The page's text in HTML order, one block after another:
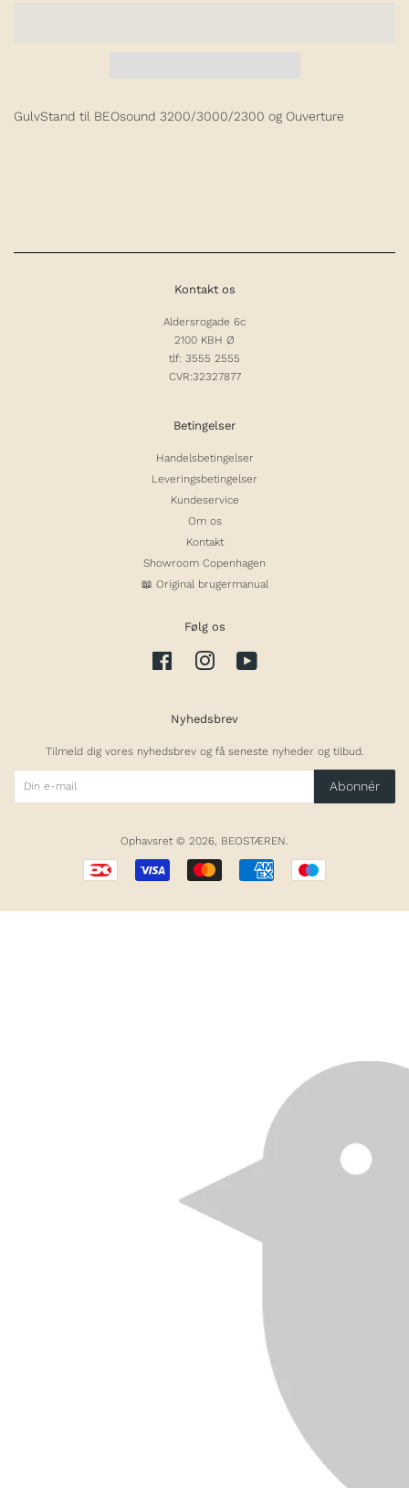
GulvStand til BEOsound 3200/3000/2300 og Ouverture
Kontakt os
Aldersrogade 6c
2100 KBH Ø
tlf: 3555 2555
CVR:32327877
Betingelser
Handelsbetingelser
Leveringsbetingelser
Kundeservice
Om os
Kontakt
Showroom Copenhagen
📖 Original brugermanual
Følg os
Facebook Instagram
Nyhedsbrev
Tilmeld dig vores nyhedsbrev og få seneste nyheder og tilbud.
Abonnér
Ophavsret © 2026, BEOSTÆREN
Betalingsikoner